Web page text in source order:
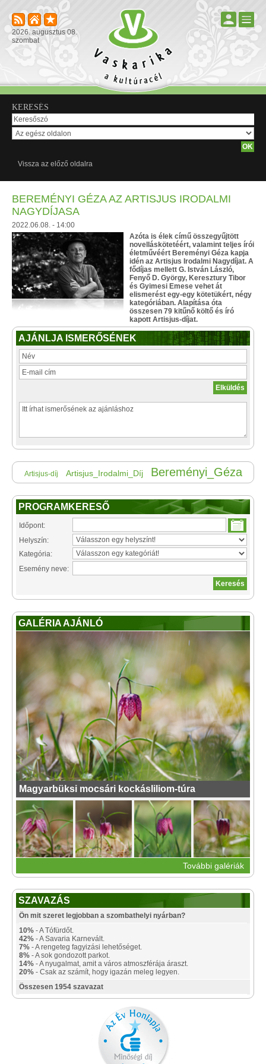
2026. augusztus 08.
szombat
KERESÉS
Vissza az előző oldalra
BEREMÉNYI GÉZA AZ ARTISJUS IRODALMI
NAGYDÍJASA
2022.06.08. - 14:00
Azóta is élek című összegyűjtött
novelláskötetéért, valamint teljes írói
életművéért Bereményi Géza kapja
idén az Artisjus Irodalmi Nagydíjat. A
fődíjas mellett G. István László,
Fenyő D. György, Keresztury Tibor
és Gyimesi Emese vehet át
elismerést egy-egy kötetükért, négy
kategóriában. Alapítása óta
összesen 79 kitűnő költő és író
kapott Artisjus-díjat.
AJÁNLJA ISMERŐSÉNEK
Artisjus-díj Artisjus_Irodalmi_Díj Bereményi_Géza
PROGRAMKERESŐ
Időpont:
Helyszín:
Kategória:
Esemény neve:
GALÉRIA AJÁNLÓ
Magyarbüksi mocsári kockásliliom-túra
További galériák
SZAVAZÁS
Ön mit szeret legjobban a szombathelyi nyárban?
10% - A Tófürdőt.
42% - A Savaria Karnevált.
7% - A rengeteg fagyizási lehetőséget.
8% - A sok gondozott parkot.
14% - A nyugalmat, amit a város atmoszférája áraszt.
20% - Csak az számít, hogy igazán meleg legyen.
Összesen 1954 szavazat